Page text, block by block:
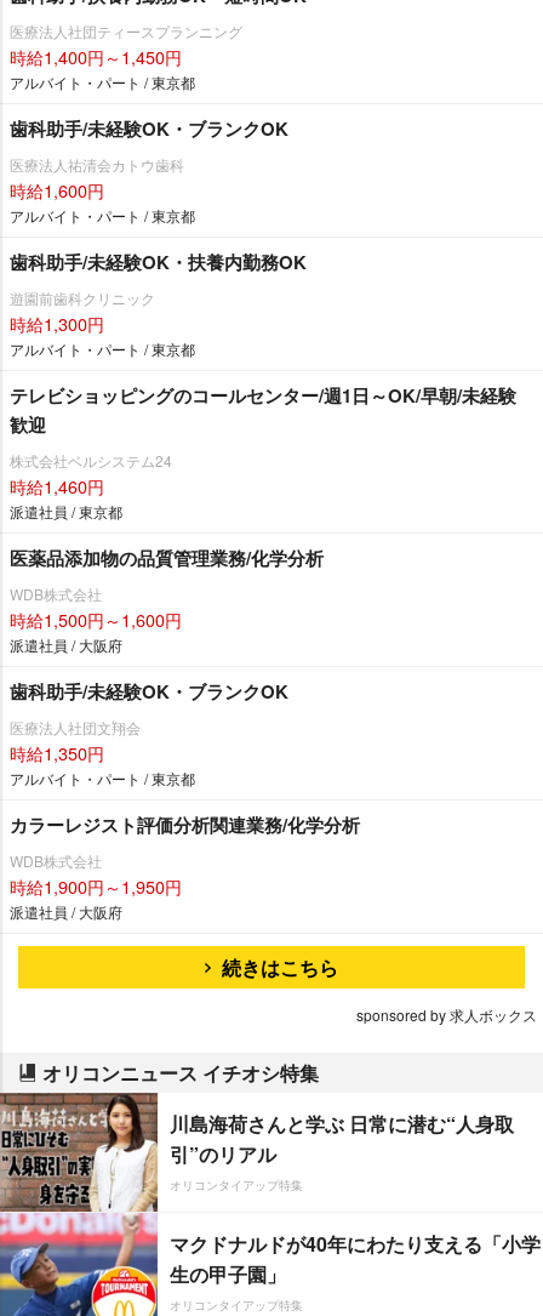
医療法人社団ティースプランニング
時給1,400円～1,450円
アルバイト・パート / 東京都
歯科助手/未経験OK・ブランクOK
医療法人祐清会カトウ歯科
時給1,600円
アルバイト・パート / 東京都
歯科助手/未経験OK・扶養内勤務OK
遊園前歯科クリニック
時給1,300円
アルバイト・パート / 東京都
テレビショッピングのコールセンター/週1日～OK/早朝/未経験
歓迎
株式会社ベルシステム24
時給1,460円
派遣社員 / 東京都
医薬品添加物の品質管理業務/化学分析
WDB株式会社
時給1,500円～1,600円
派遣社員 / 大阪府
歯科助手/未経験OK・ブランクOK
医療法人社団文翔会
時給1,350円
アルバイト・パート / 東京都
カラーレジスト評価分析関連業務/化学分析
WDB株式会社
時給1,900円～1,950円
派遣社員 / 大阪府
続きはこちら
sponsored by 求人ボックス
オリコンニュース イチオシ特集
川島海荷さんと学ぶ 日常に潜む“人身取
引”のリアル
オリコンタイアップ特集
マクドナルドが40年にわたり支える「小学
生の甲子園」
オリコンタイアップ特集